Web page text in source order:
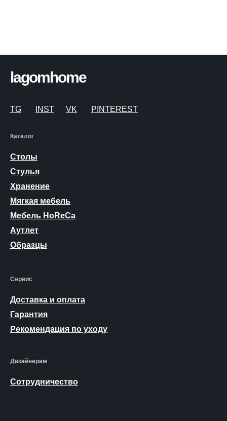
lagomhome
Каталог
Столы
Стулья
Хранение
Мягкая мебель
Мебель HoReCa
Аутлет
Образцы
Сервис
Доставка и оплата
Гарантия
Рекомендация по уходу
Дизайнерам
Сотрудничество
TG INST VK PINTEREST